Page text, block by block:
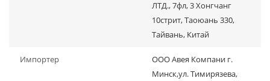
ЛТД., 7фл, 3 Хонгчанг
10стрит, Таоюань 330,
Тайвань, Китай
Импортер
ООО Авея Компани г.
Минск,ул. Тимирязева,